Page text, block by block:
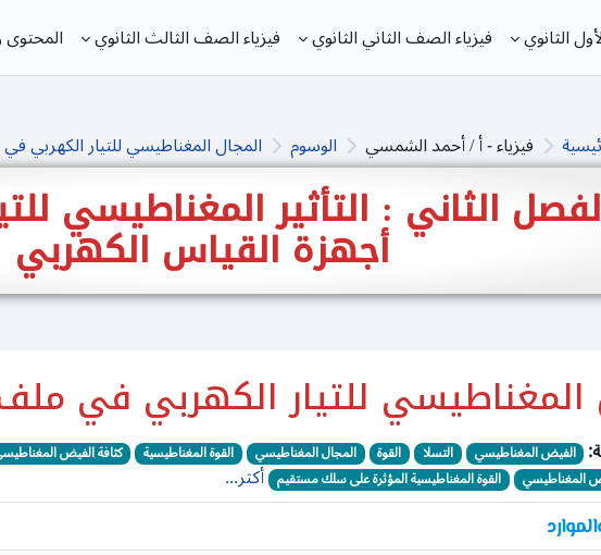
الثانوي فيزياء الصف الثاني الثانوي فيزياء الصف الثالث الثانوي
فيزياء - أ / أحمد الشمسي الوسوم المجال المغناطيسي للتيار الكهربي
الثاني : التأثير المغناطيسي
أجهزة القياس الكهربي
المغناطيسي للتيار الكهربي في
الفيض المغناطيسي التسلا القوة المجال المغناطيسي القوة المغناطيسية كثافة الفيض
المغناطيسي
القوة المغناطيسية المؤثرة على سلك مستقيم أكثر...